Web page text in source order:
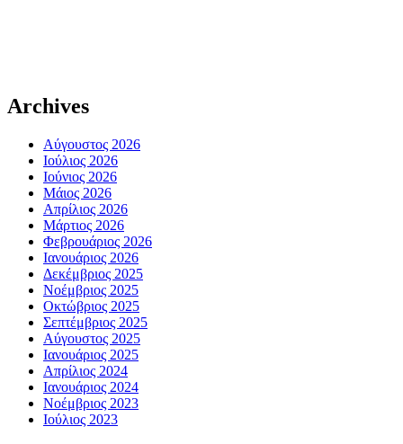
Archives
Αύγουστος 2026
Ιούλιος 2026
Ιούνιος 2026
Μάιος 2026
Απρίλιος 2026
Μάρτιος 2026
Φεβρουάριος 2026
Ιανουάριος 2026
Δεκέμβριος 2025
Νοέμβριος 2025
Οκτώβριος 2025
Σεπτέμβριος 2025
Αύγουστος 2025
Ιανουάριος 2025
Απρίλιος 2024
Ιανουάριος 2024
Νοέμβριος 2023
Ιούλιος 2023